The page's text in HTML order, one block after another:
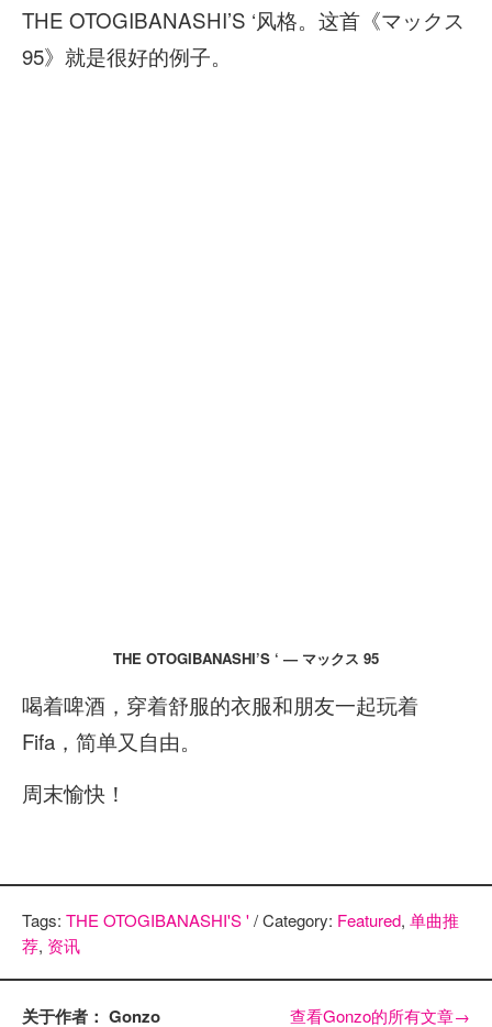
THE OTOGIBANASHI’S ‘风格。这首《マックス
95》就是很好的例子。
THE OTOGIBANASHI’S ‘ — マックス 95
喝着啤酒，穿着舒服的衣服和朋友一起玩着
Fifa，简单又自由。
周末愉快！
Tags: THE OTOGIBANASHI'S '/ Category: Featured, 单曲推
荐, 资讯
关于作者： Gonzo 查看Gonzo的所有文章→